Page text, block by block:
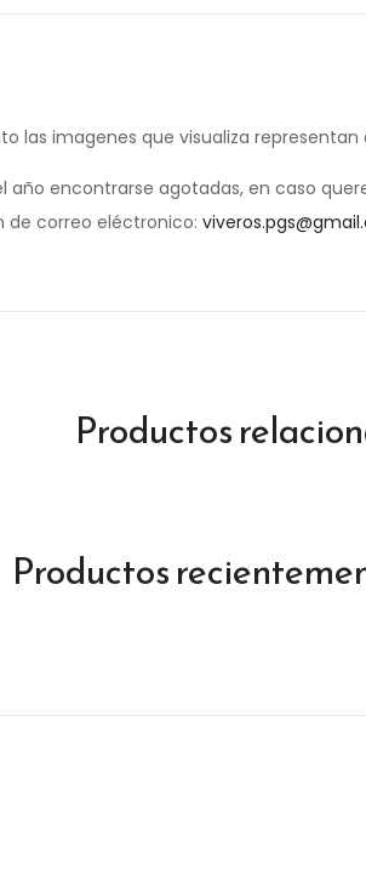
las imagenes que visualiza
año encontrarse agotadas, en caso
de correo eléctronico:
Productos
Productos